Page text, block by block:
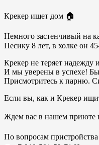
Крекер ищет дом 🏠
Немного застенчивый на
Песику 8 лет, в холке он
Крекер не теряет
И мы уверены в успехе!
Присмотритесь к парню.
Если вы, как и Крекер
Ждем вас в нашем приюте
По вопросам пристройства